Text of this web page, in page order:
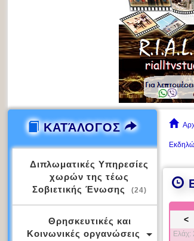
<
Ελάχ:
ΚΑΤΆΛΟΓΟΣ
Διπλωματικές Υπηρεσίες
χωρών της τέως
Σοβιετικής Ένωσης
(24)
Θρησκευτικές και
Κοινωνικές οργανώσεις